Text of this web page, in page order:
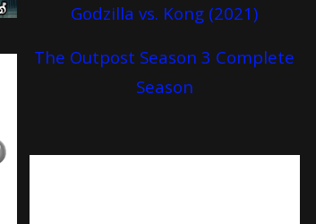
Godzilla vs. Kong (2021)
The Outpost Season 3 Complete
Season